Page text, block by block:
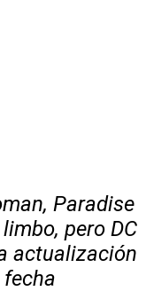
Paradise
pero DC
actualización